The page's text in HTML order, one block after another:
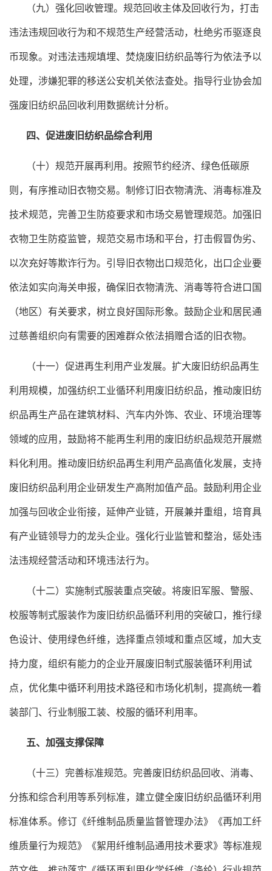
（九）强化回收管理。规范回收主体及回收行为，打击
违法违规回收行为和不规范生产经营活动，杜绝劣币驱逐良
币现象。对违法违规填埋、焚烧废旧纺织品等行为依法予以
处理，涉嫌犯罪的移送公安机关依法查处。指导行业协会加
强废旧纺织品回收利用数据统计分析。
四、促进废旧纺织品综合利用
（十）规范开展再利用。按照节约经济、绿色低碳原
则，有序推动旧衣物交易。制修订旧衣物清洗、消毒标准及
技术规范，完善卫生防疫要求和市场交易管理规范。加强旧
衣物卫生防疫监管，规范交易市场和平台，打击假冒伪劣、
以次充好等欺诈行为。引导旧衣物出口规范化，出口企业要
依法如实向海关申报，确保旧衣物清洗、消毒等符合进口国
（地区）有关要求，树立良好国际形象。鼓励企业和居民通
过慈善组织向有需要的困难群众依法捐赠合适的旧衣物。
（十一）促进再生利用产业发展。扩大废旧纺织品再生
利用规模，加强纺织工业循环利用废旧纺织品，推动废旧纺
织品再生产品在建筑材料、汽车内外饰、农业、环境治理等
领域的应用，鼓励将不能再生利用的废旧纺织品规范开展燃
料化利用。推动废旧纺织品再生利用产品高值化发展，支持
废旧纺织品利用企业研发生产高附加值产品。鼓励利用企业
加强与回收企业衔接，延伸产业链，开展兼并重组，培育具
有产业链领导力的龙头企业。强化行业监管和整治，惩处违
法违规经营活动和环境违法行为。
（十二）实施制式服装重点突破。将废旧军服、警服、
校服等制式服装作为废旧纺织品循环利用的突破口，推行绿
色设计、使用绿色纤维，选择重点领域和重点区域，加大支
持力度，组织有能力的企业开展废旧制式服装循环利用试
点，优化集中循环利用技术路径和市场化机制，提高统一着
装部门、行业制服工装、校服的循环利用率。
五、加强支撑保障
（十三）完善标准规范。完善废旧纺织品回收、消毒、
分拣和综合利用等系列标准，建立健全废旧纺织品循环利用
标准体系。修订《纤维制品质量监督管理办法》《再加工纤
维质量行为规范》《絮用纤维制品通用技术要求》等标准规